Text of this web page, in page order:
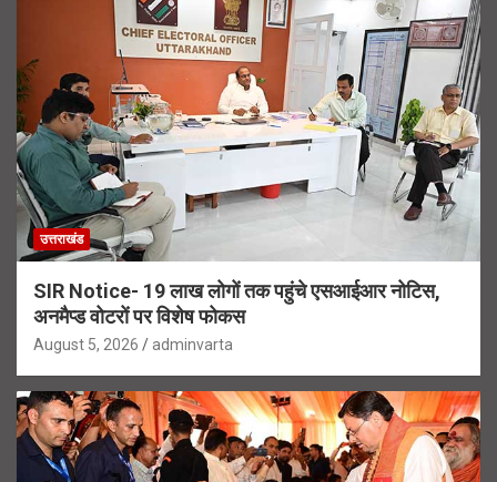
उत्तराखंड
SIR Notice- 19 लाख लोगों तक पहुंचे एसआईआर नोटिस,
अनमैप्ड वोटरों पर विशेष फोकस
August 5, 2026 adminvarta